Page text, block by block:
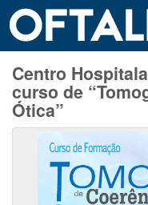
Centro
curso de
Ótica”